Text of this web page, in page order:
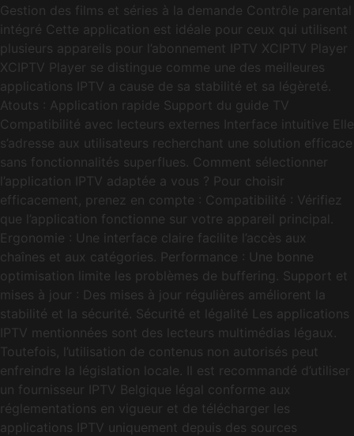
Gestion des films et séries à la demande Contrôle parental
intégré Cette application est idéale pour ceux qui utilisent
plusieurs appareils pour l’abonnement IPTV XCIPTV Player
XCIPTV Player se distingue comme une des meilleures
applications IPTV a cause de sa stabilité et sa légèreté.
Atouts : Application rapide Support du guide TV
Compatibilité avec lecteurs externes Interface intuitive Elle
s’adresse aux utilisateurs recherchant une solution efficace
sans fonctionnalités superflues. Comment sélectionner
l’application IPTV adaptée a vous ? Pour choisir
efficacement, prenez en compte : Compatibilité : Vérifiez
que l’application fonctionne sur votre appareil principal.
Ergonomie : Une interface claire facilite l’accès aux
chaînes et aux catégories. Performance : Une bonne
optimisation limite les problèmes de buffering. Support et
mises à jour : Des mises à jour régulières améliorent la
stabilité et la sécurité. Sécurité et légalité Les applications
IPTV mentionnées sont des lecteurs multimédias légaux.
Toutefois, l’utilisation de contenus non autorisés peut
enfreindre la législation locale. Il est recommandé d’utiliser
un fournisseur IPTV Belgique légal conforme aux
réglementations en vigueur et de télécharger les
applications IPTV uniquement depuis des sources